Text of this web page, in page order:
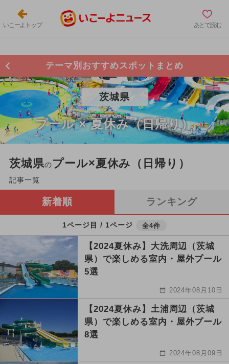
いこーよトップ あとで読む
テーマ別おすすめスポットまとめ
茨城県
プール × 夏休み（日帰り）
茨城県のプール×夏休み（日帰り）
記事一覧
新着順 ランキング
1ページ目 / 1ページ 全4件
【2024夏休み】大洗周辺（茨城
県）で楽しめる室内・屋外プール
5選
2024年08月10日
【2024夏休み】土浦周辺（茨城
県）で楽しめる室内・屋外プール
8選
2024年08月09日